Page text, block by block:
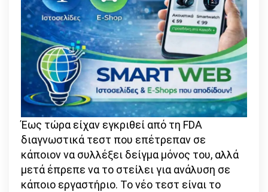
Έως τώρα είχαν εγκριθεί από τη FDA
διαγνωστικά τεστ που επέτρεπαν σε
κάποιον να συλλέξει δείγμα μόνος του, αλλά
μετά έπρεπε να το στείλει για ανάλυση σε
κάποιο εργαστήριο. Το νέο τεστ είναι το